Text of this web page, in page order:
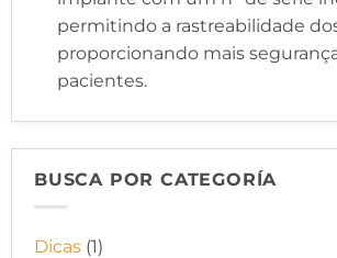
permitindo a rastreabilidade
proporcionando mais
pacientes.
BUSCA POR CATEGORÍA
Dicas (1)